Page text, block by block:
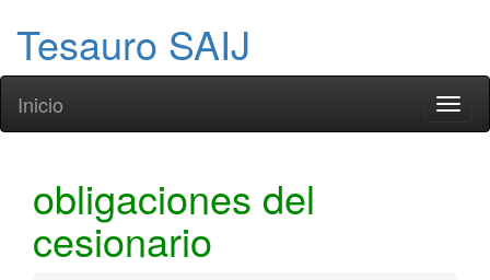
Tesauro SAIJ
Inicio
obligaciones del
cesionario